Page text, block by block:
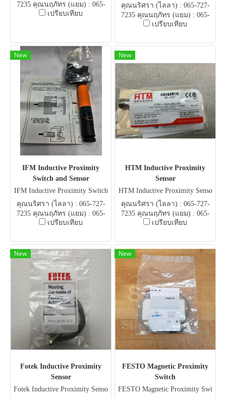
7235 คุณนฤภัทร (แยม) : 065-
051-5951 E-mail .
เปรียบเทียบ
คุณนริศรา (ไลลา) : 065-727-
7235 คุณนฤภัทร (แยม) : 065-
051-5951 E-mail .
เปรียบเทียบ
New
IFM Inductive Proximity
Switch and Sensor
IFM Inductive Proximity Switch
คุณนริศรา (ไลลา) : 065-727-
7235 คุณนฤภัทร (แยม) : 065-
051-5951 E-mail .
เปรียบเทียบ
New
HTM Inductive Proximity
Sensor
HTM Inductive Proximity Senso
คุณนริศรา (ไลลา) : 065-727-
7235 คุณนฤภัทร (แยม) : 065-
051-5951 E-mail .
เปรียบเทียบ
New
Fotek Inductive Proximity
Sensor
Fotek Inductive Proximity Senso
New
FESTO Magnetic Proximity
Switch
FESTO Magnetic Proximity Swi